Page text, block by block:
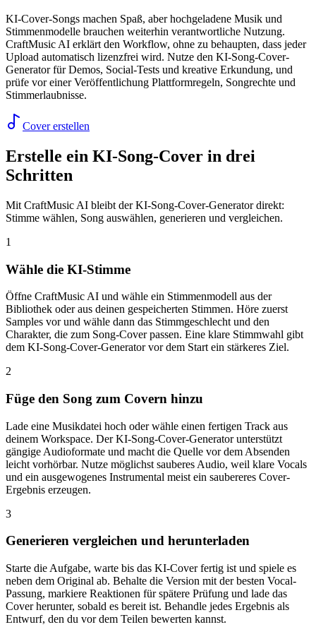
KI-Cover-Songs machen Spaß, aber hochgeladene Musik und
Stimmenmodelle brauchen weiterhin verantwortliche Nutzung.
CraftMusic AI erklärt den Workflow, ohne zu behaupten, dass jeder
Upload automatisch lizenzfrei wird. Nutze den KI-Song-Cover-
Generator für Demos, Social-Tests und kreative Erkundung, und
prüfe vor einer Veröffentlichung Plattformregeln, Songrechte und
Stimmerlaubnisse.
Cover erstellen
Erstelle ein KI-Song-Cover in drei
Schritten
Mit CraftMusic AI bleibt der KI-Song-Cover-Generator direkt:
Stimme wählen, Song auswählen, generieren und vergleichen.
1
Wähle die KI-Stimme
Öffne CraftMusic AI und wähle ein Stimmenmodell aus der
Bibliothek oder aus deinen gespeicherten Stimmen. Höre zuerst
Samples vor und wähle dann das Stimmgeschlecht und den
Charakter, die zum Song-Cover passen. Eine klare Stimmwahl gibt
dem KI-Song-Cover-Generator vor dem Start ein stärkeres Ziel.
2
Füge den Song zum Covern hinzu
Lade eine Musikdatei hoch oder wähle einen fertigen Track aus
deinem Workspace. Der KI-Song-Cover-Generator unterstützt
gängige Audioformate und macht die Quelle vor dem Absenden
leicht vorhörbar. Nutze möglichst sauberes Audio, weil klare Vocals
und ein ausgewogenes Instrumental meist ein saubereres Cover-
Ergebnis erzeugen.
3
Generieren vergleichen und herunterladen
Starte die Aufgabe, warte bis das KI-Cover fertig ist und spiele es
neben dem Original ab. Behalte die Version mit der besten Vocal-
Passung, markiere Reaktionen für spätere Prüfung und lade das
Cover herunter, sobald es bereit ist. Behandle jedes Ergebnis als
Entwurf, den du vor dem Teilen bewerten kannst.